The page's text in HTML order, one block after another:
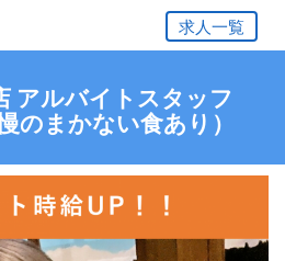
求人一覧
アルバイトスタッフ
のまかない食あり）